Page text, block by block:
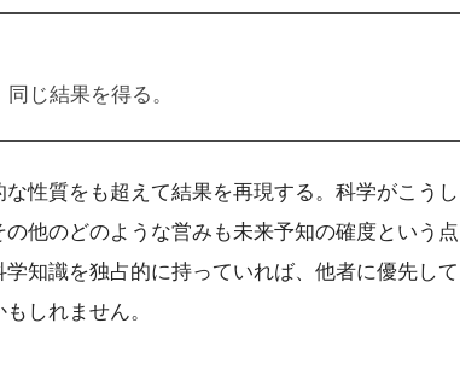
じ結果を得る。
性質をも超えて結果を再現する。科学がこうし
他のどのような営みも未来予知の確度という点
知識を独占的に持っていれば、他者に優先して
しれません。